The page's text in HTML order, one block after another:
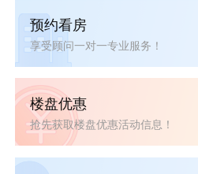
预约看房
享受顾问一对一专业服务！
楼盘优惠
抢先获取楼盘优惠活动信息！